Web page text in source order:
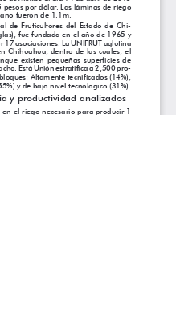
mejorar su experiencia de
web, usted acepta nuestra